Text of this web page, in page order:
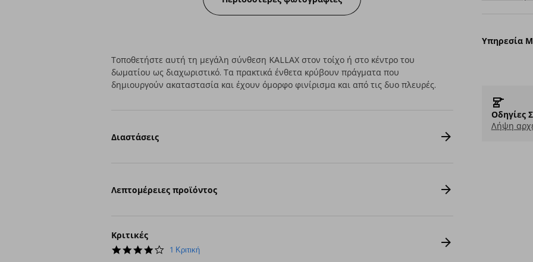
Υπηρεσία
Οδηγίες
Λήψη
Τοποθετήστε αυτή τη μεγάλη σύνθεση KALLAX στον τοίχο ή στο κέντρο του
δωματίου ως διαχωριστικό. Τα πρακτικά ένθετα κρύβουν πράγματα που
δημιουργούν ακαταστασία και έχουν όμορφο φινίρισμα και από τις δυο πλευρές.
Διαστάσεις
Λεπτομέρειες προϊόντος
Κριτικές
4.0
1 Κριτική